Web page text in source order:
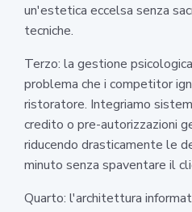
un'estetica eccelsa senza
tecniche.
Terzo: la gestione
problema che i competitor
ristoratore. Integriamo
credito o pre-autorizzazioni
riducendo drasticamente le
minuto senza spaventare il
Quarto: l'architettura